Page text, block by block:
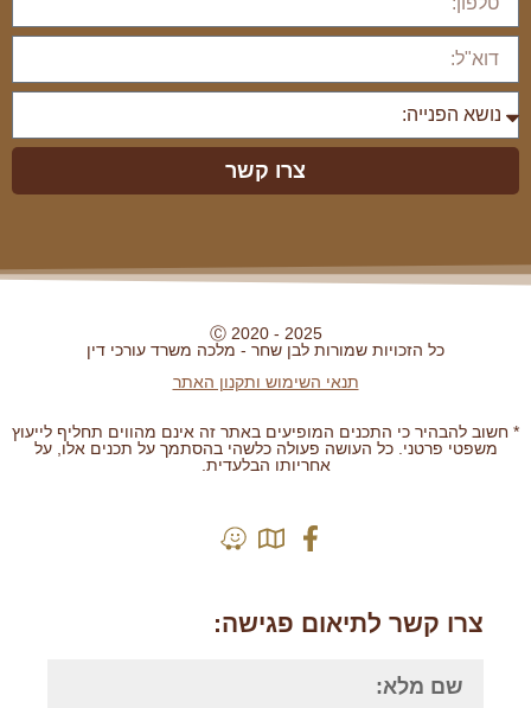
צרו קשר
Ⓒ 2020 - 2025
כל הזכויות שמורות לבן שחר - מלכה משרד עורכי דין
תנאי השימוש ותקנון האתר
* חשוב להבהיר כי התכנים המופיעים באתר זה אינם מהווים תחליף לייעוץ
משפטי פרטני. כל העושה פעולה כלשהי בהסתמך על תכנים אלו, על
אחריותו הבלעדית.
צרו קשר לתיאום פגישה: